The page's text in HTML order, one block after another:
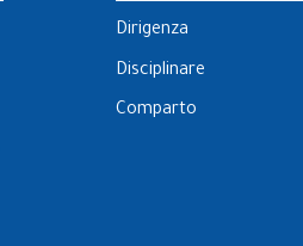
Dirigenza
Disciplinare
Comparto